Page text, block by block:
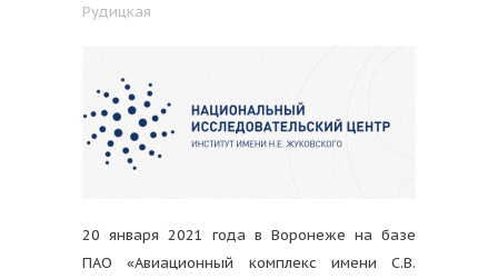
Рудицкая
20 января 2021 года в Воронеже на базе
ПАО «Авиационный комплекс имени С.В.